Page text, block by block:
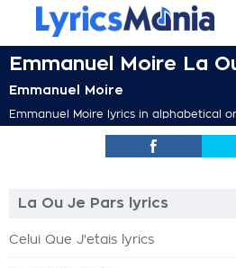
Emmanuel Moire La
Emmanuel Moire
Emmanuel Moire lyrics in alphabetical
La Ou Je Pars lyrics
Celui Que J'etais lyrics